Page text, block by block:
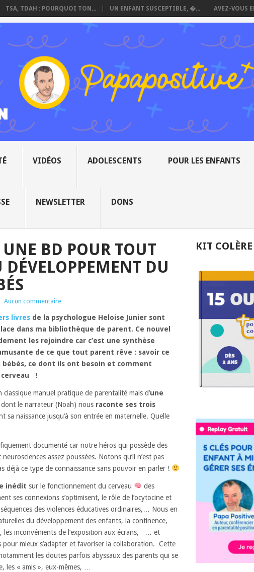
TSA, TDAH : POURQUOI TON... UN ENFANT SUSCEPTIBLE, �... AVEZ-VOUS
VIDÉOS ADOLESCENTS POUR LES ENFANTS
NEWSLETTER DONS
BD POUR TOUT
DÉVELOPPEMENT DU
Aucun commentaire
livresde la psychologue Heloise Junier sont
dans ma bibliothèque de parent. Ce nouvel
les rejoindre car c’est une synthèse
de ce que tout parent rêve : savoir ce
bébés, ce dont ils ont besoin et comment
!
classique manuel pratique de parentalité mais d’une
dont le narrateur (Noah) nous raconte ses trois
sa naissance jusqu’à son entrée en maternelle. Quelle
documenté car notre héros qui possède des
assez poussées. Notons qu’il n’est pas
déjà ce type de connaissance sans pouvoir en parler !
inédit sur le fonctionnement du cerveau
des
ses connexions s’optimisent, le rôle de l’ocytocine et
des violences éducatives ordinaires,… Nous en
du développement des enfants, la continence,
les inconvénients de l’exposition aux écrans, … et
pour mieux s’adapter et favoriser la collaboration. Cette
les doutes parfois abyssaux des parents qui se
les « amis », eux-mêmes, …
KIT